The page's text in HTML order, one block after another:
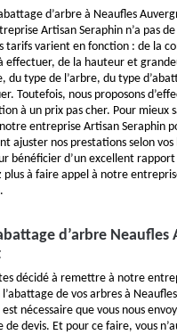
d’arbre à Neaufles
Artisan Seraphin n’a pas
tarifs varient en fonction : de la
effectuer, de la hauteur et
du type de l’arbre, du type
Toutefois, nous proposons
à un prix pas cher. Pour mieux
entreprise Artisan Seraphin
ajuster nos prestations selon vos
bénéficier d’un excellent
plus à faire appel à notre
d’arbre Neaufles
décidé à remettre à notre
l’abattage de vos arbres à
nécessaire que vous nous
de devis. Et pour ce faire, vous